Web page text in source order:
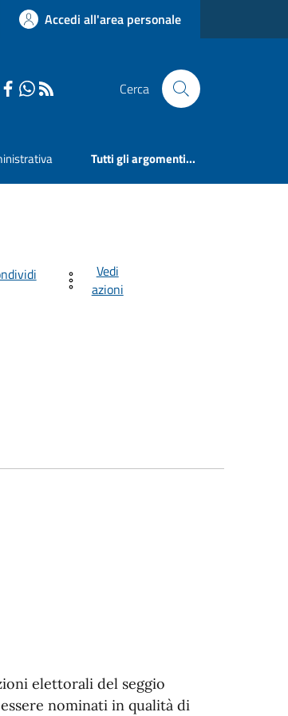
Accedi all'area personale
Cerca
Tutti gli argomenti...
Vedi
azioni
elettorali del seggio
nominati in qualità di